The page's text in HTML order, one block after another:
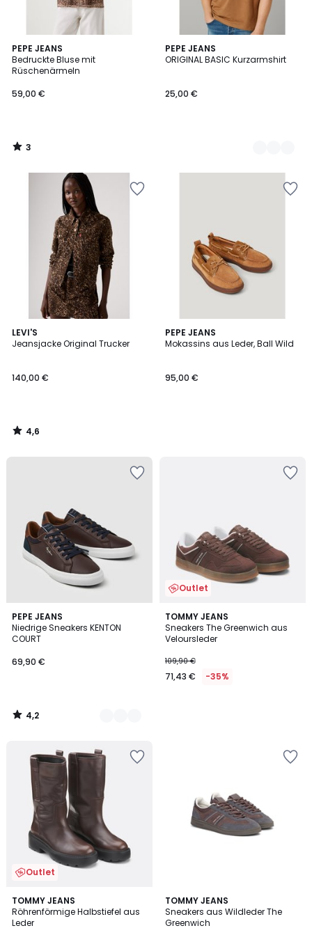
PEPE JEANS
Bedruckte Bluse mit
Rüschenärmeln
59,00 €
3
/
5
3
/
PEPE JEANS
ORIGINAL BASIC Kurzarmshirt
25,00 €
2
Farben
LEVI'S
Jeansjacke Original Trucker
140,00 €
4,6
/ 5
4,6
/
PEPE JEANS
Mokassins aus Leder, Ball Wild
95,00 €
PEPE JEANS
Niedrige Sneakers KENTON
COURT
69,90 €
4,2
/ 5
2
Farben
4,2
/
Outlet
TOMMY JEANS
Sneakers The Greenwich aus
Veloursleder
109,90 €
71,43 € -35%
Outlet
TOMMY JEANS
Röhrenförmige Halbstiefel aus
Leder
TOMMY JEANS
Sneakers aus Wildleder The
Greenwich